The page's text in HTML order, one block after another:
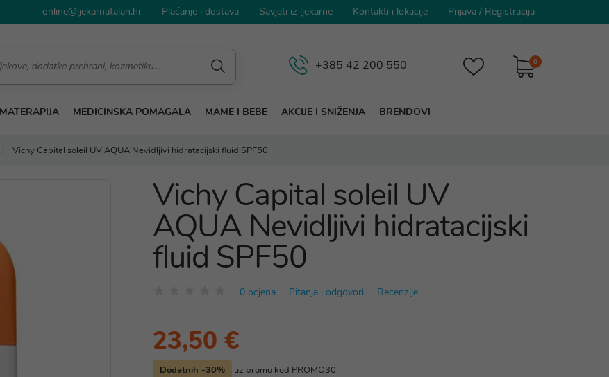
online@ljekarnatalan.hr Plaćanje i dostava Savjeti iz ljekarne Kontakti i lokacije Prijava / Registracija
0
+385 42 200 550
MEDICINSKA POMAGALA MAME I BEBE AKCIJE I SNIŽENJA BRENDOVI
Vichy Capital soleil UV AQUA Nevidljivi hidratacijski fluid SPF50
Vichy Capital soleil UV
AQUA Nevidljivi hidratacijski
fluid SPF50
0 ocjena Pitanja i odgovori Recenzije
23,50 €
Dodatnih -30% uz promo kod PROMO30